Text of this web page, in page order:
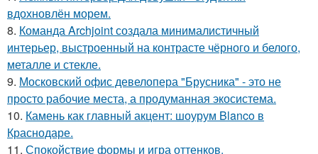
вдохновлён морем.
8. Команда Archjoint создала минималистичный
интерьер, выстроенный на контрасте чёрного и белого,
металле и стекле.
9. Московский офис девелопера "Брусника" - это не
просто рабочие места, а продуманная экосистема.
10. Камень как главный акцент: шоурум Blanco в
Краснодаре.
11. Спокойствие формы и игра оттенков.